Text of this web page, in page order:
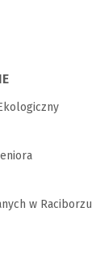
w Raciborzu